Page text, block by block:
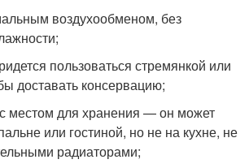
воздухообменом, без
пользоваться стремянкой или
доставать консервацию;
местом для хранения — он может
или гостиной, но не на кухне, не
радиаторами;